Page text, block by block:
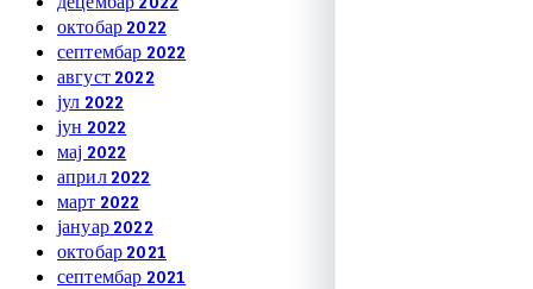
октобар 2022
септембар 2022
август 2022
јул 2022
јун 2022
мај 2022
април 2022
март 2022
јануар 2022
октобар 2021
септембар 2021